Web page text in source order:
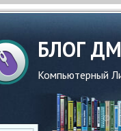
БЛОГ
Компьютерный